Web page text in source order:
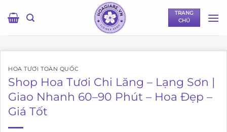
qua
TRANG
CHỦ
HOA TƯƠI TOÀN QUỐC
Shop Hoa Tươi Chi Lăng – Lạng Sơn |
Giao Nhanh 60–90 Phút – Hoa Đẹp –
Giá Tốt